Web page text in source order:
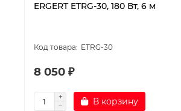
ERGERT ETRG-30, 180 Вт, 6 м
ETRG-30
8 050 ₽
В корзину